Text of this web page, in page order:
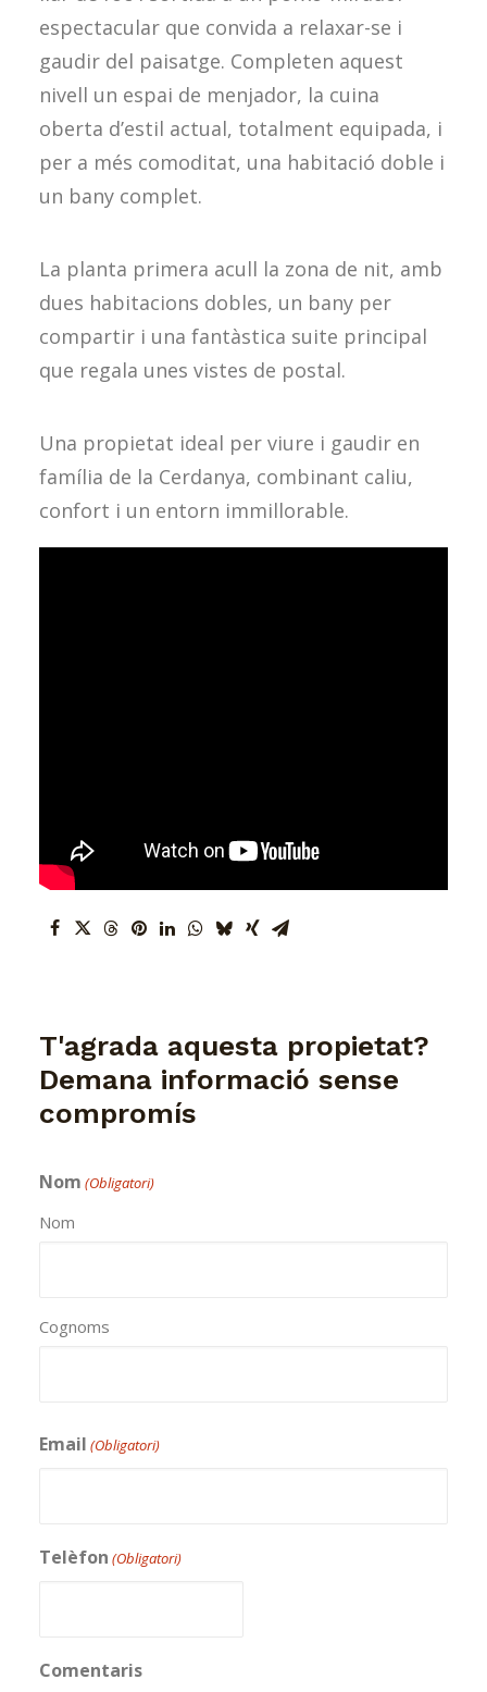
espectacular que convida a relaxar-se i
gaudir del paisatge. Completen aquest
nivell un espai de menjador, la cuina
oberta d’estil actual, totalment equipada, i
per a més comoditat, una habitació doble i
un bany complet.
La planta primera acull la zona de nit, amb
dues habitacions dobles, un bany per
compartir i una fantàstica suite principal
que regala unes vistes de postal.
Una propietat ideal per viure i gaudir en
família de la Cerdanya, combinant caliu,
confort i un entorn immillorable.
T'agrada aquesta propietat?
Demana informació sense
compromís
Nom (Obligatori)
Nom
Cognoms
Email (Obligatori)
Telèfon (Obligatori)
Comentaris